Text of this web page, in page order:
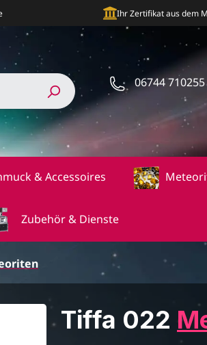
Ihr Zertifikat aus dem
06744 710255
& Accessoires
Zubehör & Dienste
Tiffa 022